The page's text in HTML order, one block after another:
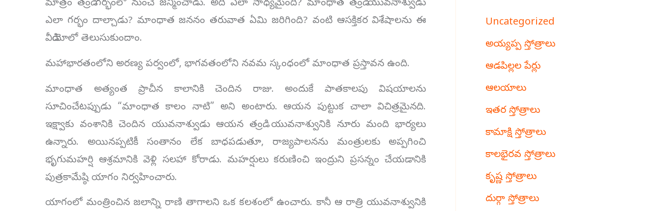
మాత్రం తండ్రి గర్భంలో నుంచే జన్మించాడు. అది ఎలా సాధ్యమైంది? మాంధాత తండ్రి యువనాశ్వుడు
ఎలా గర్భం దాల్చాడు? మాంధాత జననం తరువాత ఏమి జరిగింది? వంటి ఆసక్తికర విశేషాలను ఈ
వీడియోలో తెలుసుకుందాం.
మహాభారతంలోని అరణ్య పర్వంలో, భాగవతంలోని నవమ స్కంధంలో మాంధాత ప్రస్తావన ఉంది.
మాంధాత అత్యంత ప్రాచీన కాలానికి చెందిన రాజు. అందుకే పాతకాలపు విషయాలను
సూచించేటప్పుడు “మాంధాత కాలం నాటి” అని అంటారు. ఆయన పుట్టుక చాలా విచిత్రమైనది.
ఇక్ష్వాకు వంశానికి చెందిన యువనాశ్వుడు ఆయన తండ్రి. యువనాశ్వునికి నూరు మంది భార్యలు
ఉన్నారు. అయినప్పటికీ సంతానం లేక బాధపడుతూ, రాజ్యపాలనను మంత్రులకు అప్పగించి
భృగుమహర్షి ఆశ్రమానికి వెళ్లి సలహా కోరాడు. మహర్షులు కరుణించి ఇంద్రుని ప్రసన్నం చేయడానికి
పుత్రకామేష్ఠి యాగం నిర్వహించారు.
యాగంలో మంత్రించిన జలాన్ని రాణి తాగాలని ఒక కలశంలో ఉంచారు. కానీ ఆ రాత్రి యువనాశ్వునికి
Uncategorized
అయ్యప్ప స్తోత్రాలు
ఆడపిల్లల పేర్లు
ఆలయాలు
ఇతర స్తోత్రాలు
కామాక్షి స్తోత్రాలు
కాలభైరవ స్తోత్రాలు
కృష్ణ స్తోత్రాలు
దుర్గా స్తోత్రాలు